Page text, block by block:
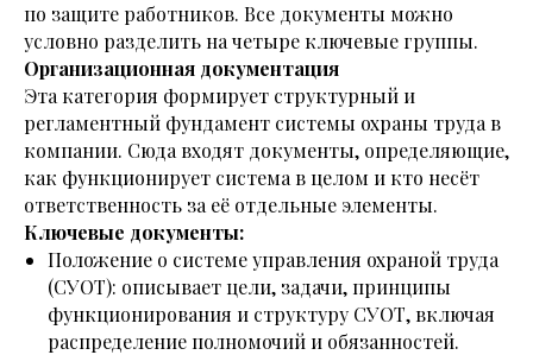
по защите работников. Все документы можно
условно разделить на четыре ключевые группы.
Организационная документация
Эта категория формирует структурный и
регламентный фундамент системы охраны труда в
компании. Сюда входят документы, определяющие,
как функционирует система в целом и кто несёт
ответственность за её отдельные элементы.
Ключевые документы:
Положение о системе управления охраной труда
(СУОТ): описывает цели, задачи, принципы
функционирования и структуру СУОТ, включая
распределение полномочий и обязанностей.